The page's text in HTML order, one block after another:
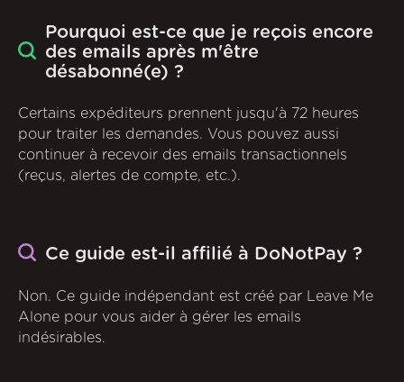
Pourquoi est-ce que je reçois encore
des emails après m'être
désabonné(e) ?
Certains expéditeurs prennent jusqu'à 72 heures
pour traiter les demandes. Vous pouvez aussi
continuer à recevoir des emails transactionnels
(reçus, alertes de compte, etc.).
Ce guide est-il affilié à DoNotPay ?
Non. Ce guide indépendant est créé par Leave Me
Alone pour vous aider à gérer les emails
indésirables.